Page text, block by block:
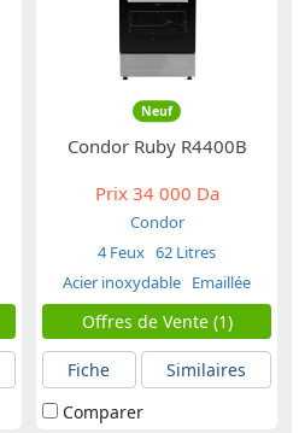
Neuf
Condor Ruby R4400B
Prix34 000 Da
Condor
4 Feux 62 Litres
Acier inoxydable Emaillée
Offres de Vente (1)
Fiche
Similaires
Comparer